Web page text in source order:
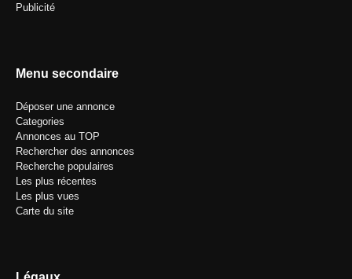
Publicité
Menu secondaire
Déposer une annonce
Categories
Annonces au TOP
Rechercher des annonces
Recherche populaires
Les plus récentes
Les plus vues
Carte du site